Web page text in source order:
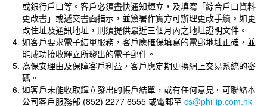
或銀行戶口等。客戶必須盡快通知輝立，及填寫「綜合戶口資料
更改書」或遞交書面指示，並簽署作實方可辦理更改手續。如更
改住址及通訊地址，則須提供最近三個月內之地址證明文件。
如客戶要求電子結單服務，客戶應確保填寫的電郵地址正確，並
能成功接收輝立所發出的電子郵件。
為保安理由及保障客戶利益，客戶應定期更換網上交易系統的密
碼。
如客戶未能收取輝立發出的帳戶結單，或有任何意見。可聯絡本
公司客戶服務部 (852) 2277 6555 或電郵至 cs@phillip.com.hk